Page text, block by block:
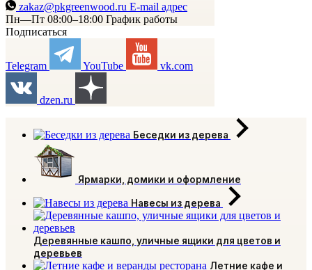
zakaz@pkgreenwood.ru E-mail адрес
Пн—Пт 08:00–18:00 График работы
Подписаться
Telegram YouTube vk.com
dzen.ru
Беседки из дерева
Ярмарки, домики и оформление
Навесы из дерева
Деревянные кашпо, уличные ящики для цветов и
деревьев
Летние кафе и